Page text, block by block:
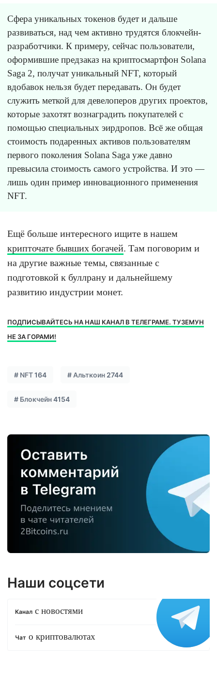
Сфера уникальных токенов будет и дальше
развиваться, над чем активно трудятся блокчейн-
разработчики. К примеру, сейчас пользователи,
оформившие предзаказ на криптосмартфон Solana
Saga 2, получат уникальный NFT, который
вдобавок нельзя будет передавать. Он будет
служить меткой для девелоперов других проектов,
которые захотят вознаградить покупателей с
помощью специальных эирдропов. Всё же общая
стоимость подаренных активов пользователям
первого поколения Solana Saga уже давно
превысила стоимость самого устройства. И это —
лишь один пример инновационного применения
NFT.
Ещё больше интересного ищите в нашем
крипточате бывших богачей. Там поговорим и
на другие важные темы, связанные с
подготовкой к буллрану и дальнейшему
развитию индустрии монет.
ПОДПИСЫВАЙТЕСЬ НА НАШ КАНАЛ В ТЕЛЕГРАМЕ. ТУЗЕМУН
НЕ ЗА ГОРАМИ!
# NFT164 # Альткоин 2744
# Блокчейн4154
Наши соцсети
Канал с новостями
Чат о криптовалютах